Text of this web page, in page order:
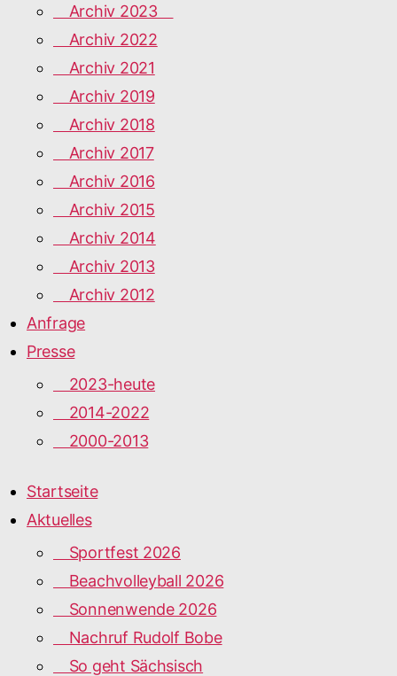
Archiv 2023
Archiv 2022
Archiv 2021
Archiv 2019
Archiv 2018
Archiv 2017
Archiv 2016
Archiv 2015
Archiv 2014
Archiv 2013
Archiv 2012
Anfrage
Presse
2023-heute
2014-2022
2000-2013
Startseite
Aktuelles
Sportfest 2026
Beachvolleyball 2026
Sonnenwende 2026
Nachruf Rudolf Bobe
So geht Sächsisch